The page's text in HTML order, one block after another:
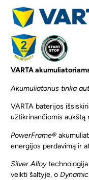
VARTA
Akumuliatorius tinka
VARTA baterijos
užtikrinančiomis aukštą
PowerFrame®
energijos perdavimą ir
Silver Alloytechnologija
veikti šaltyje, o